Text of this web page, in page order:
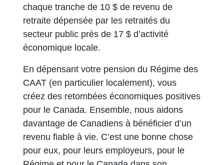
chaque tranche de 10 $ de revenu de
retraite dépensée par les retraités du
secteur public près de 17 $ d’activité
économique locale.
En dépensant votre pension du Régime des
CAAT (en particulier localement), vous
créez des retombées économiques positives
pour le Canada. Ensemble, nous aidons
davantage de Canadiens à bénéficier d’un
revenu fiable à vie. C’est une bonne chose
pour eux, pour leurs employeurs, pour le